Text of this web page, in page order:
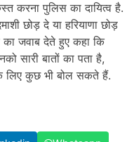
करना पुलिस का दायित्व है.
छोड़ दे या हरियाणा छोड़
जवाब देते हुए कहा कि
सारी बातों का पता है,
लिए कुछ भी बोल सकते हैं.